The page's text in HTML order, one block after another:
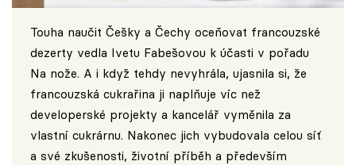
Touha naučit Češky a Čechy oceňovat francouzské
dezerty vedla Ivetu Fabešovou k účasti v pořadu
Na nože. A i když tehdy nevyhrála, ujasnila si, že
francouzská cukrařina ji naplňuje víc než
developerské projekty a kancelář vyměnila za
vlastní cukrárnu. Nakonec jich vybudovala celou síť
a své zkušenosti, životní příběh a především